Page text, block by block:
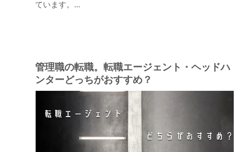
ています。...
管理職の転職。転職エージェント・ヘッドハ
ンターどっちがおすすめ？